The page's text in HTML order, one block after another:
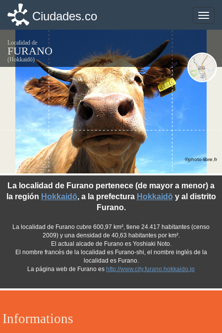
Toggle
Ciudades.co
Localidad de
FURANO
(Hokkaidō)
Informations
La localidad de Furano pertenece (de mayor a menor) a
la región Hokkaidō, a la prefectura Hokkaidō y al distrito
Furano.
La localidad de Furano cubre 600,97 km², tiene 24.417 habitantes (censo
2009) y una densidad de 40,63 habitantes por km².
El actual alcade de Furano es Yoshiaki Noto.
El nombre francés de la localidad es Furano-shi, el nombre inglés de la
localidad es Furano.
La página web de Furano es http://www.city.furano.hokkaido.jp
©photo-libre.fr
Toggle
Ciudades.co